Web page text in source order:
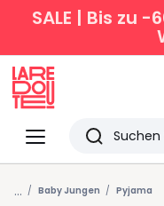
SALE | Bis zu
Menü
Redoute
Suchen
Zuletzt
... Baby Jungen Pyjama